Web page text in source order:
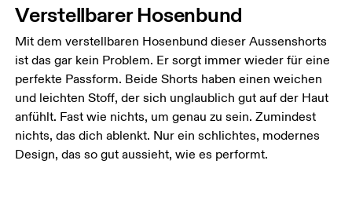
Verstellbarer Hosenbund
Mit dem verstellbaren Hosenbund dieser Aussenshorts
ist das gar kein Problem. Er sorgt immer wieder für eine
perfekte Passform. Beide Shorts haben einen weichen
und leichten Stoff, der sich unglaublich gut auf der Haut
anfühlt. Fast wie nichts, um genau zu sein. Zumindest
nichts, das dich ablenkt. Nur ein schlichtes, modernes
Design, das so gut aussieht, wie es performt.